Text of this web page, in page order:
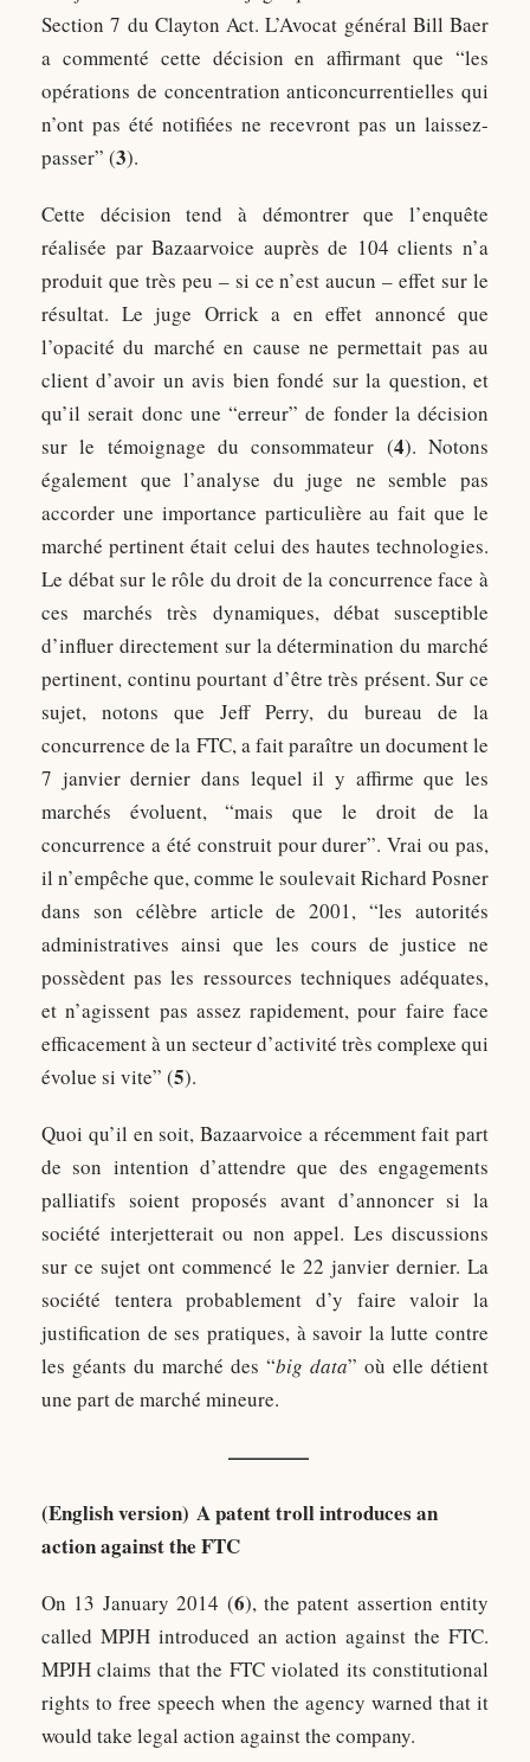
Section 7 du Clayton Act. L’Avocat général Bill Baer
a commenté cette décision en affirmant que “les
opérations de concentration anticoncurrentielles qui
n’ont pas été notifiées ne recevront pas un laissez-
passer” (3).
Cette décision tend à démontrer que l’enquête
réalisée par Bazaarvoice auprès de 104 clients n’a
produit que très peu – si ce n’est aucun – effet sur le
résultat. Le juge Orrick a en effet annoncé que
l’opacité du marché en cause ne permettait pas au
client d’avoir un avis bien fondé sur la question, et
qu’il serait donc une “erreur” de fonder la décision
sur le témoignage du consommateur (4). Notons
également que l’analyse du juge ne semble pas
accorder une importance particulière au fait que le
marché pertinent était celui des hautes technologies.
Le débat sur le rôle du droit de la concurrence face à
ces marchés très dynamiques, débat susceptible
d’influer directement sur la détermination du marché
pertinent, continu pourtant d’être très présent. Sur ce
sujet, notons que Jeff Perry, du bureau de la
concurrence de la FTC, a fait paraître un document le
7 janvier dernier dans lequel il y affirme que les
marchés évoluent, “mais que le droit de la
concurrence a été construit pour durer”. Vrai ou pas,
il n’empêche que, comme le soulevait Richard Posner
dans son célèbre article de 2001, “les autorités
administratives ainsi que les cours de justice ne
possèdent pas les ressources techniques adéquates,
et n’agissent pas assez rapidement, pour faire face
efficacement à un secteur d’activité très complexe qui
évolue si vite” (5).
Quoi qu’il en soit, Bazaarvoice a récemment fait part
de son intention d’attendre que des engagements
palliatifs soient proposés avant d’annoncer si la
société interjetterait ou non appel. Les discussions
sur ce sujet ont commencé le 22 janvier dernier. La
société tentera probablement d’y faire valoir la
justification de ses pratiques, à savoir la lutte contre
les géants du marché des “big data” où elle détient
une part de marché mineure.
————
(English version) A patent troll introduces an
action against the FTC
On 13 January 2014 (6), the patent assertion entity
called MPJH introduced an action against the FTC.
MPJH claims that the FTC violated its constitutional
rights to free speech when the agency warned that it
would take legal action against the company.